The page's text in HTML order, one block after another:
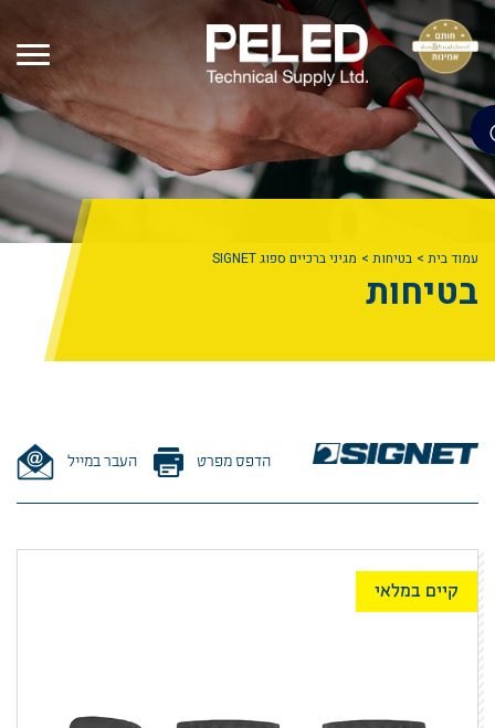
עמוד בית בטיחות מגיני ברכיים ספוג SIGNET
בטיחות
הדפס מפרט העבר במייל
קיים במלאי